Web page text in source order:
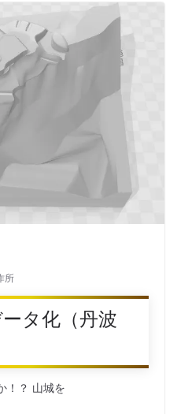
所
タ化（丹波
！？ 山城を